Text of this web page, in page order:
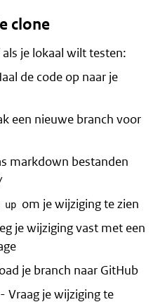
clone
je lokaal wilt testen:
de code op naar je
een nieuwe branch voor
markdown bestanden
om je wijziging te zien
je wijziging vast met een
je branch naar GitHub
Vraag je wijziging te